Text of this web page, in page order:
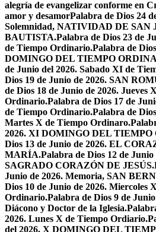
alegría de evangelizar conforme en
amor y desamorPalabra de Dios 24
Solemnidad, NATIVIDAD DE SAN
BAUTISTA.Palabra de Dios 23 de
de Tiempo Ordinario.Palabra de
DOMINGO DEL TIEMPO
de Junio del 2026. Sabado XI de
Dios 19 de Junio de 2026. SAN
de Dios 18 de Junio de 2026. Jueves
Ordinario.Palabra de Dios 17 de
de Tiempo Ordinario.Palabra de
Martes X de Tiempo Ordinaro.
2026. XI DOMINGO DEL
Dios 13 de Junio de 2026. EL
MARÍA.Palabra de Dios 12 de
SAGRADO CORAZÓN DE JESÚS.
Junio de 2026. Memoria, SAN
Dios 10 de Junio de 2026. Miercoles
Ordinario.Palabra de Dios 9 de
Diácono y Doctor de la Iglesia.
2026. Lunes X de Tiempo Ordiario.
del 2026. X DOMINGO DEL